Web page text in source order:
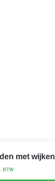
met wijken
BTW